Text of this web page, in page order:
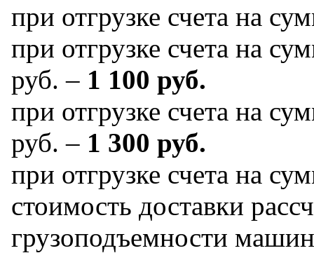
при отгрузке счета на
при отгрузке счета на
руб. – 1 100 руб.
при отгрузке счета на
руб. – 1 300 руб.
при отгрузке счета на
стоимость доставки
грузоподъемности